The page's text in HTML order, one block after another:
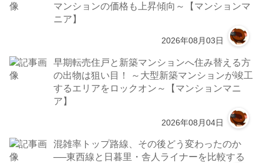
マンションの価格も上昇傾向～【マンションマ
ニア】
2026年08月03日
早期転売住戸と新築マンションへ住み替える方
の出物は狙い目！ ～大型新築マンションが竣工
するエリアをロックオン～【マンションマニ
ア】
2026年08月04日
混雑率トップ路線、その後どう変わったのか
──東西線と日暮里・舎人ライナーを比較する